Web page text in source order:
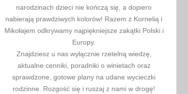
narodzinach dzieci nie kończą się, a dopiero
nabierają prawdziwych kolorów! Razem z Kornelią i
Mikołajem odkrywamy najpiękniejsze zakątki Polski i
Europy.
Znajdziesz u nas wyłącznie rzetelną wiedzę,
aktualne cenniki, poradniki o winietach oraz
sprawdzone, gotowe plany na udane wycieczki
rodzinne. Rozgość się i ruszaj z nami w drogę!